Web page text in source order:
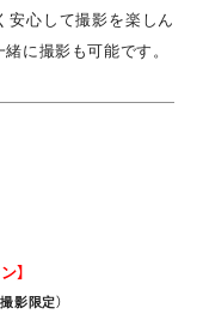
安心して撮影を楽しん
に撮影も可能です。
】
影限定）